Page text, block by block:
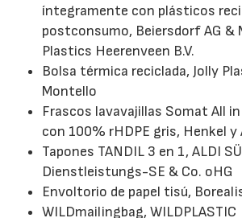
íntegramente con plásticos
postconsumo, Beiersdorf AG &
Plastics Heerenveen B.V.
Bolsa térmica reciclada, Jolly
Montello
Frascos lavavajillas Somat All in
con 100% rHDPE gris, Henkel y
Tapones TANDIL 3 en 1, ALDI
Dienstleistungs-SE & Co. oHG
Envoltorio de papel tisú,
WILDmailingbag, WILDPLASTIC